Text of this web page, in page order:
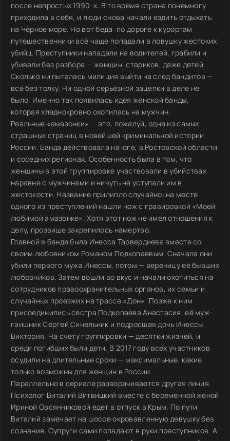
после непростых 1990-х. В то время страна понемногу
приходила в себя, и люди снова начали ездить отдыхать
на Чёрное море. Но вот беда: по дороге к курортам
путешественники всё чаще попадали в ловушку жестоких
убийц. Преступники нападали на водителей, грабили и
убивали без разбора — женщин, стариков, даже детей.
Сколько ни пыталась милиция выйти на след бандитов —
всё без толку. Ни одной серьёзной зацепки в деле не
было. Именно так появилась идея женской банды,
которая хладнокровно охотилась на мужчин.
Реальные «амазонки» — это, пожалуй, одна из самых
страшных страниц в новейшей криминальной истории
России. Банда действовала на юге, в Ростовской области
и соседних регионах. Особенность была в том, что
женщины в этой группировке участвовали в убийствах
наравне с мужчинами и ничуть не уступали им в
жестокости. Название прилипло случайно: на месте
одного из преступлений нашли нож с гравировкой «Моей
любимой амазонке». Хотя этот нож не имел отношения к
делу, прозвище закрепилось намертво.
Главной в банде была Инесса Тарвердиева вместе со
своим любовником Романом Подкопаевым. Сначала они
убили первого мужа Инессы, потом — вереницу её бывших
любовников. Затем вошли во вкус и начали охотиться на
сотрудников правоохранительных органов, их семьи и
случайных проезжих на трассе «Дон». Позже к ним
присоединились сестра Подкопаева Анастасия, её муж-
гаишник Сергей Синельник и подросшая дочь Инессы
Виктория. На счету группировки — десятки жизней, и
среди погибших были дети. В 2017 году всех участников
осудили на длительные сроки — максимальные, какие
только возможны для женщин в России.
Параллельно в сериале разворачивается другая линия.
Психолог Виталий Витвицкий вместе с беременной женой
Ириной Овсянниковой едет в отпуск в Крым. По пути
Виталий замечает на шоссе окровавленную девушку без
сознания. Супруги сами попадают в руки преступников. А